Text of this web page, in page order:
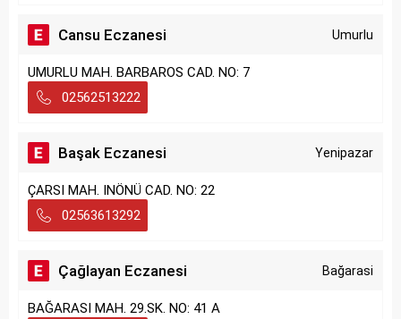
Cansu Eczanesi Umurlu
UMURLU MAH. BARBAROS CAD. NO: 7
02562513222
Başak Eczanesi Yenipazar
ÇARSI MAH. INÖNÜ CAD. NO: 22
02563613292
Çağlayan Eczanesi Bağarasi
BAĞARASI MAH. 29.SK. NO: 41 A